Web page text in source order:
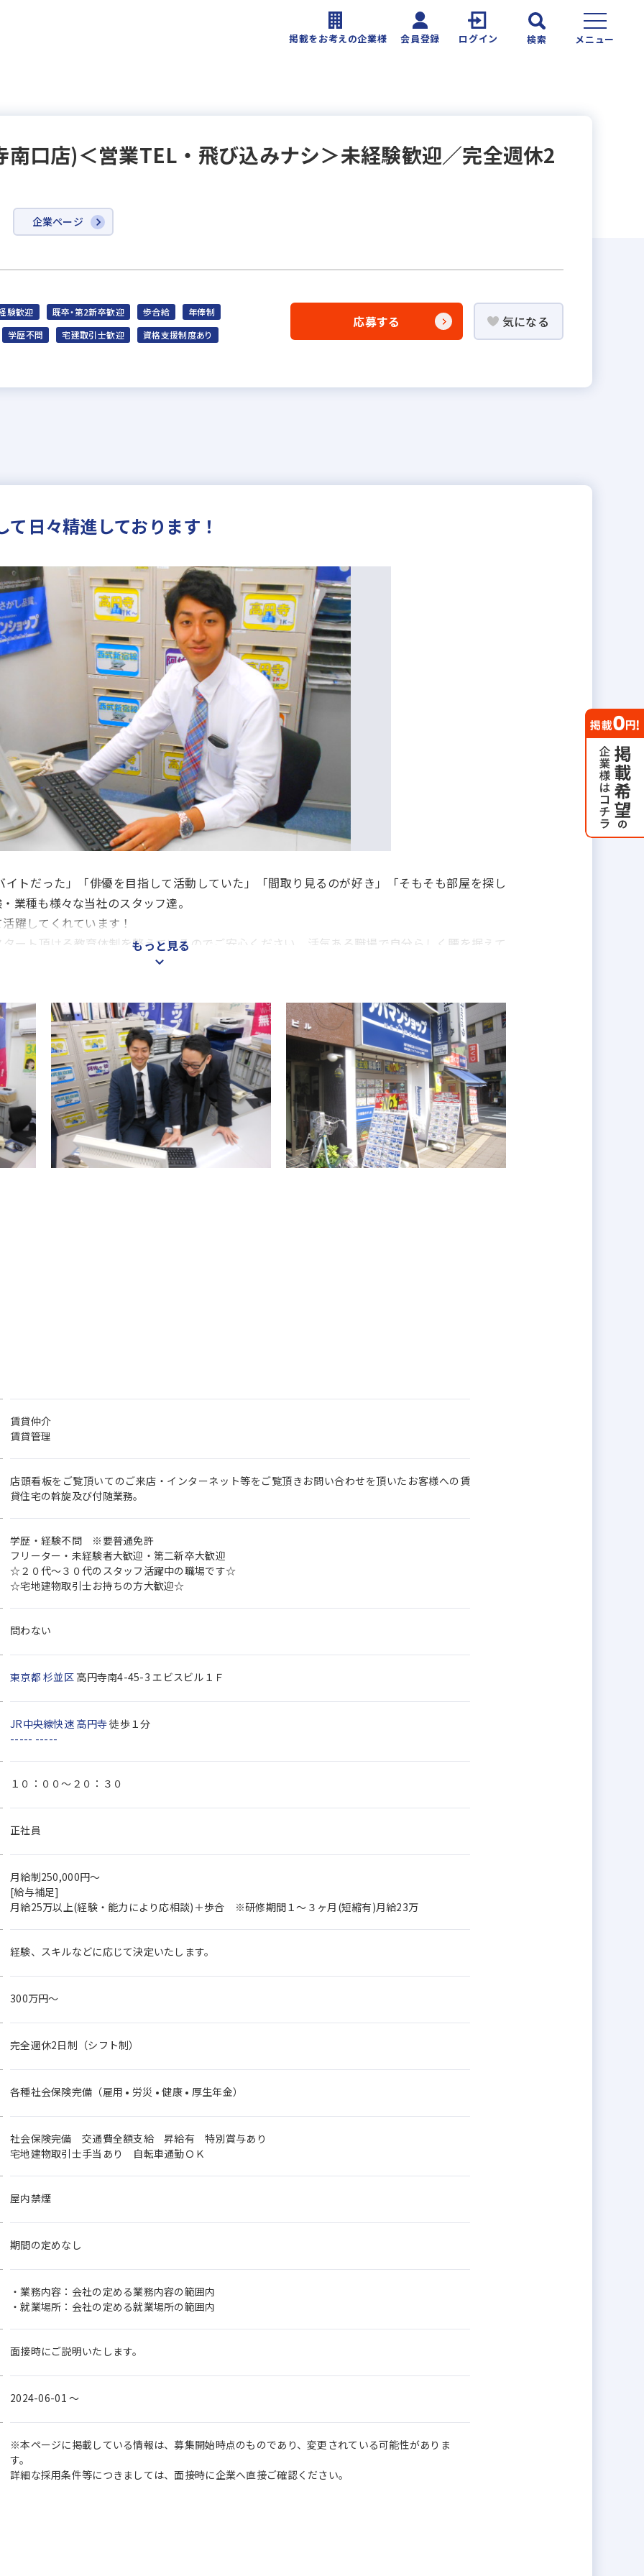
掲載をお考えの企業様 会員登録 ログイン 検索 メニュー
口店)＜営業TEL・飛び込みナシ＞未経験歓迎／完全週休2
企業ページ
験歓迎 既卒・第2新卒歓迎 歩合給
年俸制
学歴不問
宅建取引士歓迎 資格支援制度あり
応募する 気になる
日々精進しております！
トだった」「俳優を目指して活動していた」「間取り見るのが好き」「そもそも部屋を探し
業種も様々な当社のスタッフ達。
躍してくれています！
ート頂ける教育体制を整えているのでご安心ください。活気ある職場で自分らしく腰を据えて
もっと見る
賃貸仲介
賃貸管理
店頭看板をご覧頂いてのご来店・インターネット等をご覧頂きお問い合わせを頂いたお客様への賃
貸住宅の斡旋及び付随業務。
学歴・経験不問 ※要普通免許
フリーター・未経験者大歓迎・第二新卒大歓迎
☆２０代〜３０代のスタッフ活躍中の職場です☆
☆宅地建物取引士お持ちの方大歓迎☆
問わない
東京都 杉並区高円寺南4-45-3 エビスビル１Ｆ
JR中央線快速 高円寺徒歩１分
----- -----
１０：００〜２０：３０
正社員
月給制250,000円～
[給与補足]
月給25万以上(経験・能力により応相談)＋歩合 ※研修期間１〜３ヶ月(短縮有)月給23万
経験、スキルなどに応じて決定いたします。
300万円〜
完全週休2日制（シフト制）
各種社会保険完備（雇用 • 労災 • 健康 • 厚生年金）
社会保険完備 交通費全額支給 昇給有 特別賞与あり
宅地建物取引士手当あり 自転車通勤ＯＫ
屋内禁煙
期間の定めなし
・業務内容：会社の定める業務内容の範囲内
・就業場所：会社の定める就業場所の範囲内
面接時にご説明いたします。
2024-06-01 〜
※本ページに掲載している情報は、募集開始時点のものであり、変更されている可能性がありま
す。
詳細な採用条件等につきましては、面接時に企業へ直接ご確認ください。